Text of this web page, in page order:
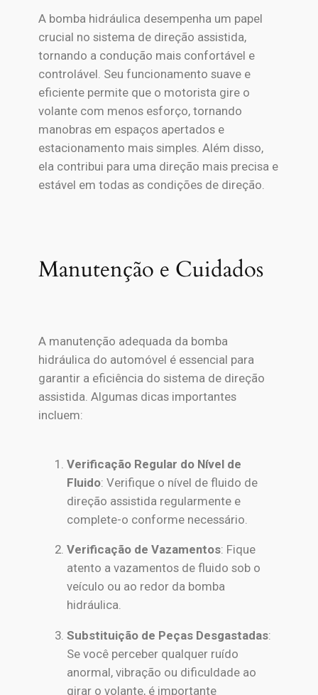
A bomba hidráulica desempenha um papel
crucial no sistema de direção assistida,
tornando a condução mais confortável e
controlável. Seu funcionamento suave e
eficiente permite que o motorista gire o
volante com menos esforço, tornando
manobras em espaços apertados e
estacionamento mais simples. Além disso,
ela contribui para uma direção mais precisa e
estável em todas as condições de direção.
Manutenção e Cuidados
A manutenção adequada da bomba
hidráulica do automóvel é essencial para
garantir a eficiência do sistema de direção
assistida. Algumas dicas importantes
incluem:
Verificação Regular do Nível de
Fluido: Verifique o nível de fluido de
direção assistida regularmente e
complete-o conforme necessário.
Verificação de Vazamentos: Fique
atento a vazamentos de fluido sob o
veículo ou ao redor da bomba
hidráulica.
Substituição de Peças Desgastadas:
Se você perceber qualquer ruído
anormal, vibração ou dificuldade ao
girar o volante, é importante